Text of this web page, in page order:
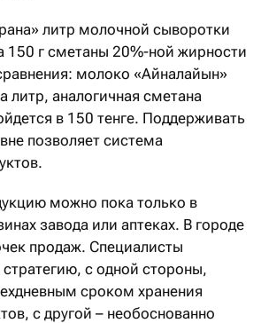
литр молочной сыворотки
150 г сметаны 20%-ной жирности
молоко «Айналайын»
литр, аналогичная сметана
в 150 тенге. Поддерживать
позволяет система
можно пока только в
завода или аптеках. В городе
продаж. Специалисты
с одной стороны,
сроком хранения
с другой – необоснованно